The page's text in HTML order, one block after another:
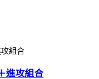
進攻組合